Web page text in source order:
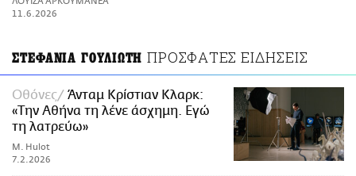
ΑΜΠΑ
11.6.2026
ΣΤΕΦΑΝΙΑ ΓΟΥΛΙΩΤΗ ΠΡΟΣΦΑΤΕΣ ΕΙΔΗΣΕΙΣ
Οθόνες
Άνταμ Κρίστιαν Κλαρκ:
«Την Αθήνα τη λένε άσχημη. Εγώ
τη λατρεύω»
M. Hulot
7.2.2026